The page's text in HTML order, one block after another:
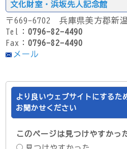
文化財室・浜坂先人記念館
〒669-6702 兵庫県美方郡新
Tel：0796-82-4490
Fax：0796-82-4490
メール
より良いウェブサイトにするた
お聞かせください
このページは見つけやすかっ